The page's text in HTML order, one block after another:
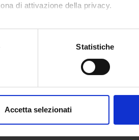
di attivazione della privacy.
con un'approssimazione
dalla Dichiarazione sui cookie.
Statistiche
Accetta selezionati